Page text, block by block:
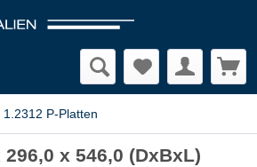
1.2312 P-Platten
296,0 x 546,0 (DxBxL)